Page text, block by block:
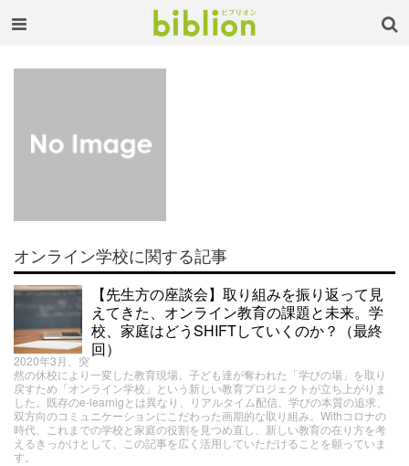
オンライン学校に関する記事
【先生方の座談会】取り組みを振り返って見
えてきた、オンライン教育の課題と未来。学
校、家庭はどうSHIFTしていくのか？（最終
回）
2020年3月、突
然の休校により一変した教育現場。子ども達が奪われた「学びの場」を取り
戻すため「オンライン学校」という新しい教育プロジェクトが立ち上がりま
した。既存のe-learnigとは異なり、リアルタイム配信、学びの本質の追求、
双方向のコミュニケーションにこだわった画期的な取り組み。Withコロナの
時代、これまでの学校と家庭の役割を見つめ直し、新しい教育の在り方を考
えるきっかけとして、この記事を広く活用していただけることを願っていま
す。